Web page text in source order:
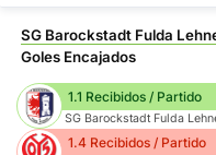
SG Barockstadt Fulda
Goles Encajados
1.1 Recibidos / Partido
SG Barockstadt Fulda
1.4 Recibidos / Partido